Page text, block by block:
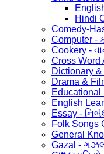
Hindi
Comedy-
Computer -
Cookery -
Cross Word
Dictionary
Drama &
Educational
English
Essay -
Folk Songs
General
Gazal -